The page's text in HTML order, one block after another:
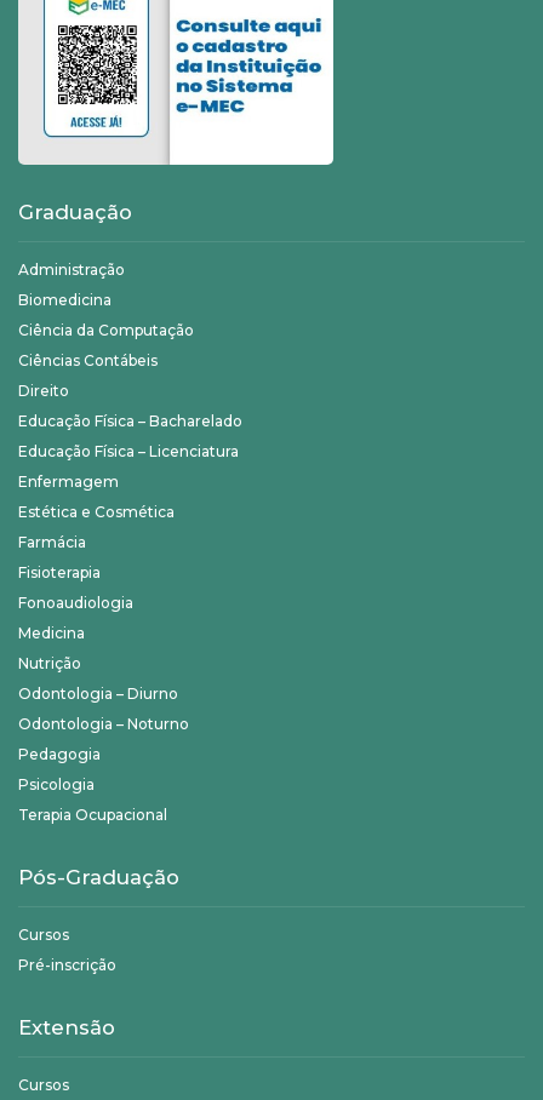
Graduação
Administração
Biomedicina
Ciência da Computação
Ciências Contábeis
Direito
Educação Física – Bacharelado
Educação Física – Licenciatura
Enfermagem
Estética e Cosmética
Farmácia
Fisioterapia
Fonoaudiologia
Medicina
Nutrição
Odontologia – Diurno
Odontologia – Noturno
Pedagogia
Psicologia
Terapia Ocupacional
Pós-Graduação
Cursos
Pré-inscrição
Extensão
Cursos